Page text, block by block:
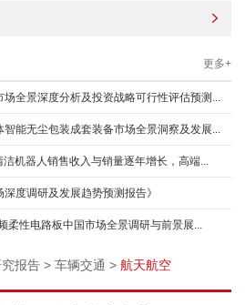
更多+
场全景深度分析及投资战略可行性评估预测...
智能无尘包装成套装备市场全景洞察及发展...
洁机器人销售收入与销量逐年增长，高端...
深度调研及发展趋势预测报告》
柔性电路板中国市场全景调研与前景展...
报告 > 车辆交通 > 航天航空